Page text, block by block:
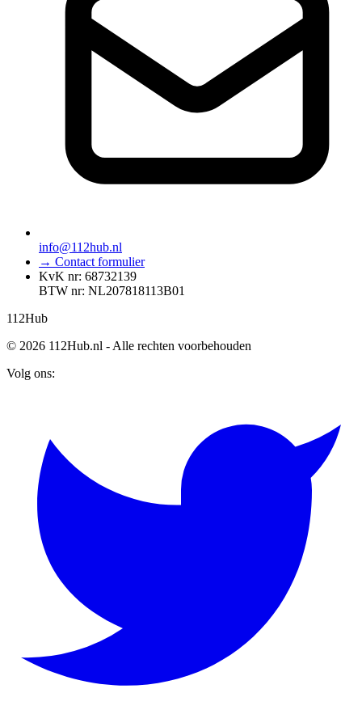
info@112hub.nl
→ Contact formulier
KvK nr: 68732139
BTW nr: NL207818113B01
112Hub
© 2026 112Hub.nl - Alle rechten voorbehouden
Volg ons: